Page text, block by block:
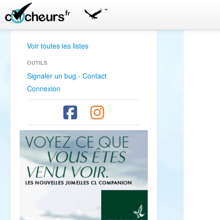
Voir toutes les listes
OUTILS
Signaler un bug - Contact
Connexion